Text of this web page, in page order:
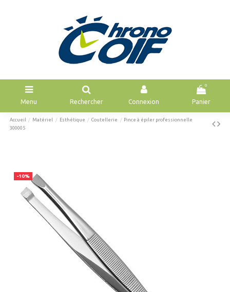
Menu Rechercher Connexion
0
Panier
Accueil Matériel Esthétique Coutellerie
Pince à épiler professionnelle
300005
-10%